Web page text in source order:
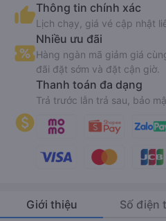
Thông tin chính xác
Lịch chạy, giá vé cập nhật
Nhiều ưu đãi
Hàng ngàn mã giảm giá
đãi đặt sớm và đặt cận giờ.
Thanh toán đa dạng
Trả trước lẫn trả sau, bảo
Giới thiệu Số điện